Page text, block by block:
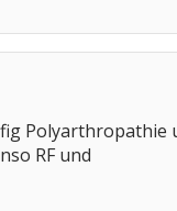
RF und